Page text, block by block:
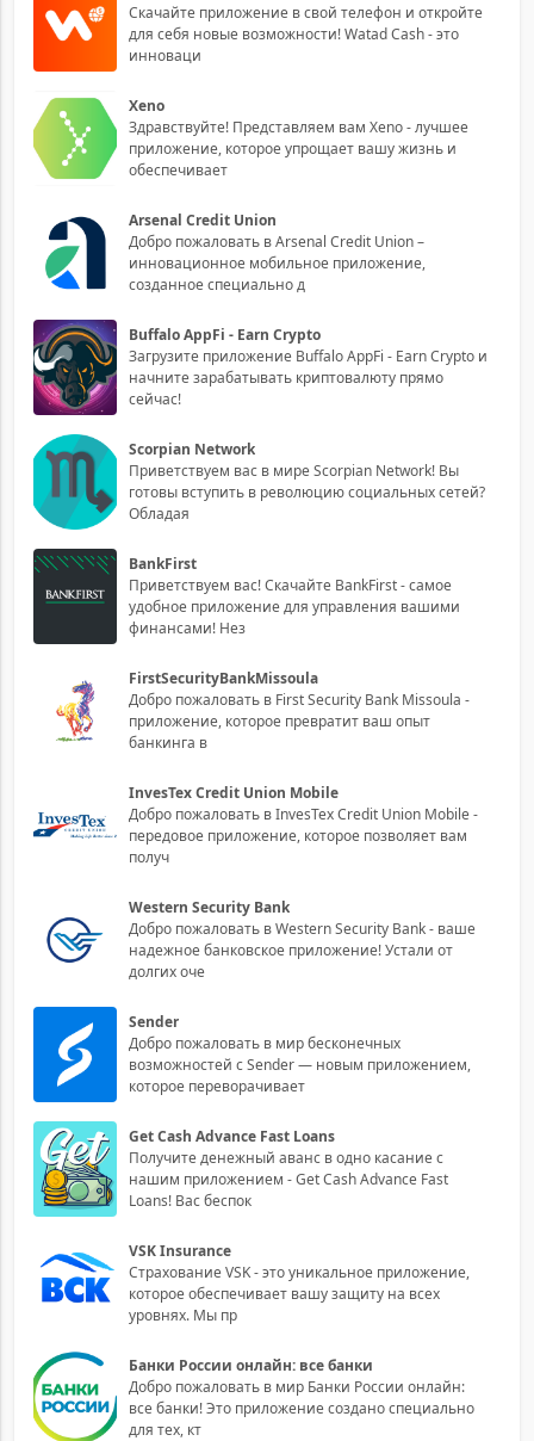
Скачайте приложение в свой телефон и откройте
для себя новые возможности! Watad Cash - это
инноваци
Xeno
Здравствуйте! Представляем вам Xeno - лучшее
приложение, которое упрощает вашу жизнь и
обеспечивает
Arsenal Credit Union
Добро пожаловать в Arsenal Credit Union –
инновационное мобильное приложение,
созданное специально д
Buffalo AppFi - Earn Crypto
Загрузите приложение Buffalo AppFi - Earn Crypto и
начните зарабатывать криптовалюту прямо
сейчас!
Scorpian Network
Приветствуем вас в мире Scorpian Network! Вы
готовы вступить в революцию социальных сетей?
Обладая
BankFirst
Приветствуем вас! Скачайте BankFirst - самое
удобное приложение для управления вашими
финансами! Нез
FirstSecurityBankMissoula
Добро пожаловать в First Security Bank Missoula -
приложение, которое превратит ваш опыт
банкинга в
InvesTex Credit Union Mobile
Добро пожаловать в InvesTex Credit Union Mobile -
передовое приложение, которое позволяет вам
получ
Western Security Bank
Добро пожаловать в Western Security Bank - ваше
надежное банковское приложение! Устали от
долгих оче
Sender
Добро пожаловать в мир бесконечных
возможностей с Sender — новым приложением,
которое переворачивает
Get Cash Advance Fast Loans
Получите денежный аванс в одно касание с
нашим приложением - Get Cash Advance Fast
Loans! Вас беспок
VSK Insurance
Страхование VSK - это уникальное приложение,
которое обеспечивает вашу защиту на всех
уровнях. Мы пр
Банки России онлайн: все банки
Добро пожаловать в мир Банки России онлайн:
все банки! Это приложение создано специально
для тех, кт